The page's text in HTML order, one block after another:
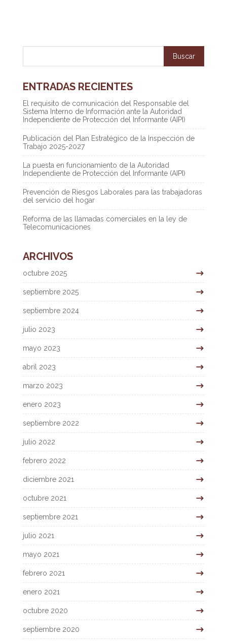
ENTRADAS RECIENTES
El requisito de comunicación del Responsable del
Sistema Interno de Información ante la Autoridad
Independiente de Protección del Informante (AIPI)
Publicación del Plan Estratégico de la Inspección de
Trabajo 2025-2027
La puesta en funcionamiento de la Autoridad
Independiente de Protección del Informante (AIPI)
Prevención de Riesgos Laborales para las trabajadoras
del servicio del hogar
Reforma de las llamadas comerciales en la ley de
Telecomunicaciones
ARCHIVOS
octubre 2025
septiembre 2025
septiembre 2024
julio 2023
mayo 2023
abril 2023
marzo 2023
enero 2023
septiembre 2022
julio 2022
febrero 2022
diciembre 2021
octubre 2021
septiembre 2021
julio 2021
mayo 2021
febrero 2021
enero 2021
octubre 2020
septiembre 2020